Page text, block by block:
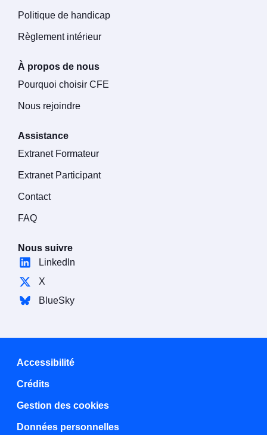
Politique de handicap
Règlement intérieur
À propos de nous
Pourquoi choisir CFE
Nous rejoindre
Assistance
Extranet Formateur
Extranet Participant
Contact
FAQ
Nous suivre
LinkedIn
X
BlueSky
Accessibilité
Crédits
Gestion des cookies
Données personnelles